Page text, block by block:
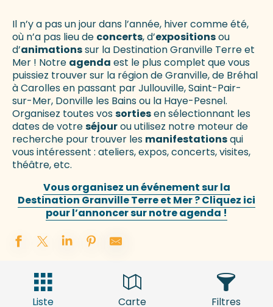
Il n’y a pas un jour dans l’année, hiver comme été,
où n’a pas lieu de concerts, d’expositionsou
d’animationssur la Destination Granville Terre et
Mer ! Notre agenda est le plus complet que vous
puissiez trouver sur la région de Granville, de Bréhal
à Carolles en passant par Jullouville, Saint-Pair-
sur-Mer, Donville les Bains ou la Haye-Pesnel.
Organisez toutes vossortiesen sélectionnant les
dates de votreséjourou utilisez notre moteur de
recherche pour trouver les manifestationsqui
vous intéressent : ateliers, expos, concerts, visites,
théâtre, etc.
Vous organisez un événement sur la
Destination Granville Terre et Mer ? Cliquez ici
pour l’annoncer sur notre agenda !
Liste Carte Filtres